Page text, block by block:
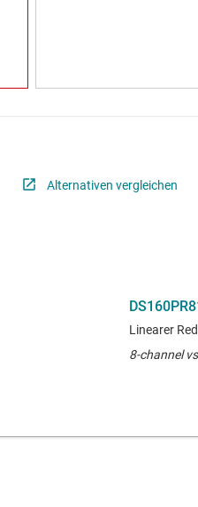
Alternativen vergleichen
Linearer
8-channel